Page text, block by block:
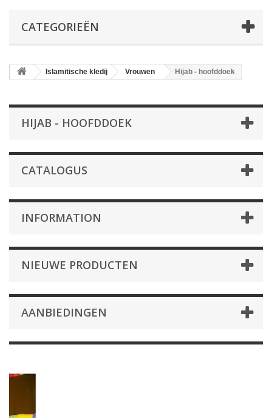
CATEGORIEËN
Islamitische kledij Vrouwen Hijab - hoofddoek
HIJAB - HOOFDDOEK
CATALOGUS
INFORMATION
NIEUWE PRODUCTEN
AANBIEDINGEN